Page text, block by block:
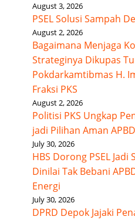
August 3, 2026
PSEL Solusi Sampah
August 2, 2026
Bagaimana Menjaga
Strateginya Dikupas
Pokdarkamtibmas H.
Fraksi PKS
August 2, 2026
Politisi PKS Ungkap
jadi Pilihan Aman
July 30, 2026
HBS Dorong PSEL
Dinilai Tak Bebani
Energi
July 30, 2026
DPRD Depok Jajaki